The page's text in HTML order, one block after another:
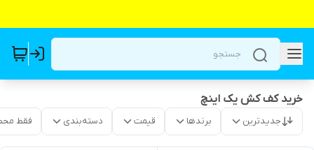
خرید کف کش یک اینچ
جدیدترین برندها قیمت دسته‌بندی فقط